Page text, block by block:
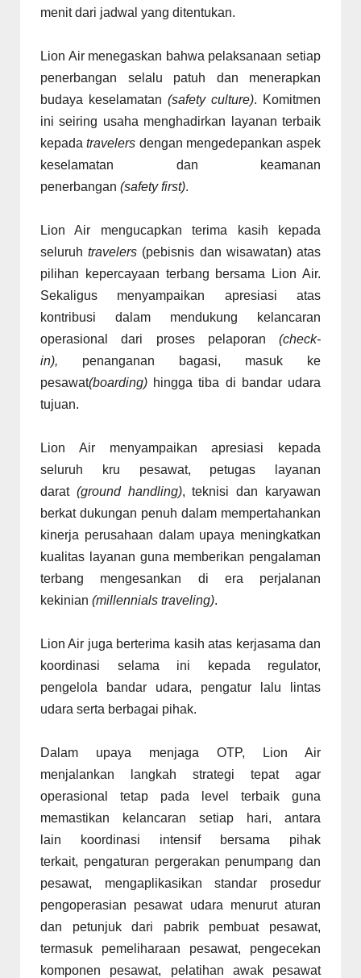
menit dari jadwal yang ditentukan.
Lion Air menegaskan bahwa pelaksanaan setiap
penerbangan selalu patuh dan menerapkan
budaya keselamatan (safety culture). Komitmen
ini seiring usaha menghadirkan layanan terbaik
kepadatravelers dengan mengedepankan aspek
keselamatan dan keamanan
penerbangan (safety first).
Lion Air mengucapkan terima kasih kepada
seluruhtravelers (pebisnis dan wisawatan) atas
pilihan kepercayaan terbang bersama Lion Air.
Sekaligus menyampaikan apresiasi atas
kontribusi dalam mendukung kelancaran
operasional dari proses pelaporan (check-
in), penanganan bagasi, masuk ke
pesawat(boarding) hingga tiba di bandar udara
tujuan.
Lion Air menyampaikan apresiasi kepada
seluruh kru pesawat, petugas layanan
darat (ground handling), teknisi dan karyawan
berkat dukungan penuh dalam mempertahankan
kinerja perusahaan dalam upaya meningkatkan
kualitas layanan guna memberikan pengalaman
terbang mengesankan di era perjalanan
kekinian (millennials traveling).
Lion Air juga berterima kasih atas kerjasama dan
koordinasi selama ini kepada regulator,
pengelola bandar udara, pengatur lalu lintas
udara serta berbagai pihak.
Dalam upaya menjaga OTP, Lion Air
menjalankan langkah strategi tepat agar
operasional tetap pada level terbaik guna
memastikan kelancaran setiap hari, antara
lain koordinasi intensif bersama pihak
terkait, pengaturan pergerakan penumpang dan
pesawat, mengaplikasikan standar prosedur
pengoperasian pesawat udara menurut aturan
dan petunjuk dari pabrik pembuat pesawat,
termasuk pemeliharaan pesawat, pengecekan
komponen pesawat, pelatihan awak pesawat